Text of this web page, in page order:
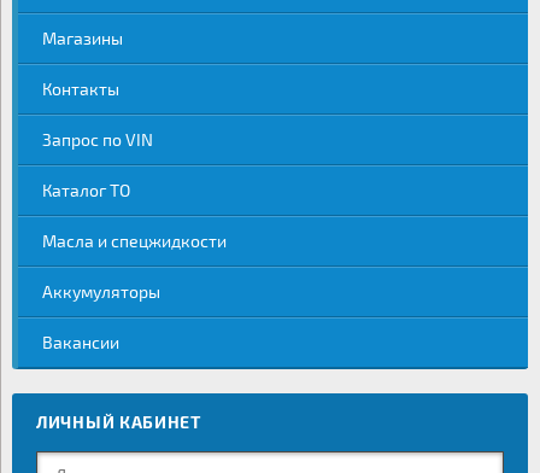
Магазины
Контакты
Запрос по VIN
Каталог ТО
Масла и спецжидкости
Аккумуляторы
Вакансии
ЛИЧНЫЙ КАБИНЕТ